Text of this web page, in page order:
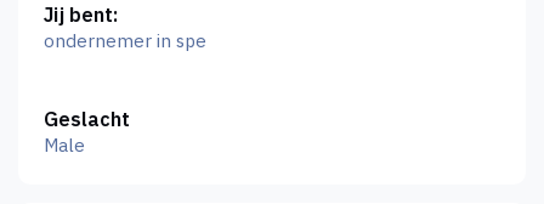
Jij bent:
ondernemer in spe
Geslacht
Male